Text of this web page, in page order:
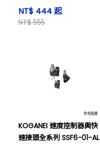
器
NT$ 444 起
NT$ 555
KOGANEI 速度控制器與快
速接頭全系列 SSF6-01-AL